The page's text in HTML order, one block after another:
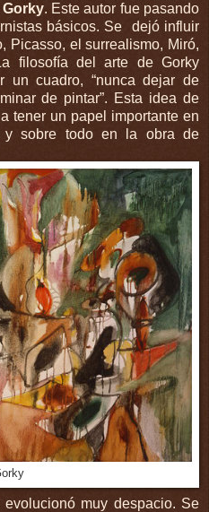
. Este autor fue pasando
básicos. Se dejó influir
Picasso, el surrealismo, Miró,
filosofía del arte de Gorky
un cuadro, “nunca dejar de
de pintar”. Esta idea de
tener un papel importante en
y sobre todo en la obra de
evolucionó muy despacio. Se